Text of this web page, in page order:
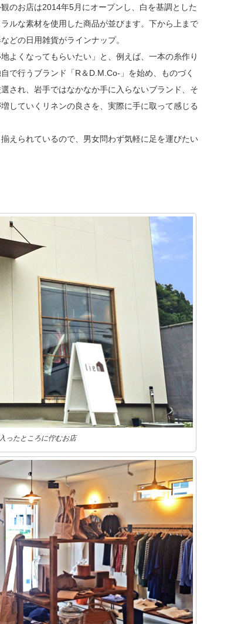
のお店は2014年5月にオープンし、白を基調とした
ルな素材を使用した商品が並びます。下から上まで
どの日用雑貨がラインナップ。
よくなってもらいたい」と、例えば、一本の糸作り
で行うブランド「R＆D.M.Co-」を始め、ものづく
され、岩手ではなかなか手に入らないブランド、そ
していくリネンの良さを、実際に手に取って感じる
えられているので、男女問わず気軽に足を運びたい
ったところに佇むお店